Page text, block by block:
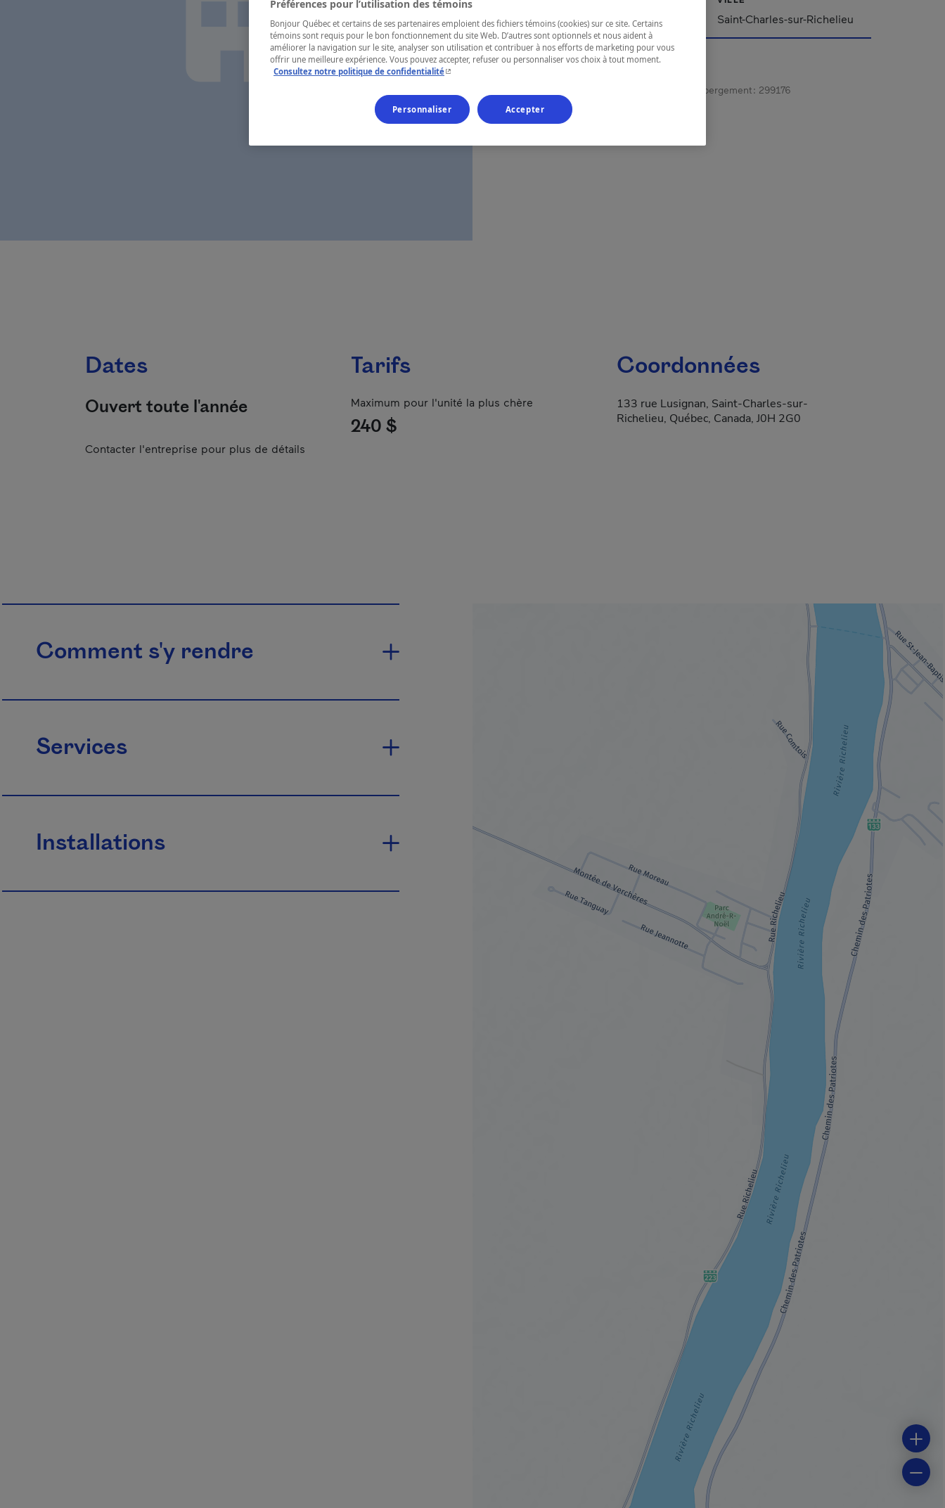
Montérégie Saint-Charles-sur-Richelieu
Numéro d’enregistrement d’hébergement : 299176
Dates
Ouvert toute l'année
Contacter l'entreprise pour plus de détails
Tarifs
Maximum pour l'unité la plus chère
240 $
Coordonnées
133 rue Lusignan, Saint-Charles-sur-
Richelieu, Québec, Canada, J0H 2G0
Comment s'y rendre
Services
Installations
Préférences pour l’utilisation des témoins
Bonjour Québec et certains de ses partenaires emploient des fichiers témoins (cookies) sur ce site. Certains
témoins sont requis pour le bon fonctionnement du site Web. D’autres sont optionnels et nous aident à
améliorer la navigation sur le site, analyser son utilisation et contribuer à nos efforts de marketing pour vous
offrir une meilleure expérience. Vous pouvez accepter, refuser ou personnaliser vos choix à tout moment.
Consultez notre politique de confidentialité- Cet hyperlien s'ouvrira dans une nouvelle fenêtre.
Personnaliser Accepter